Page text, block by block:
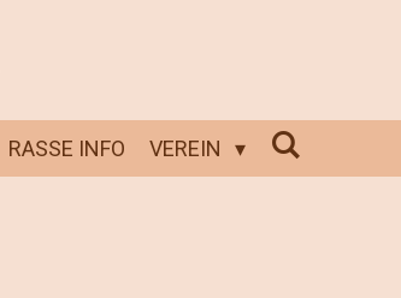
RASSE INFO VEREIN